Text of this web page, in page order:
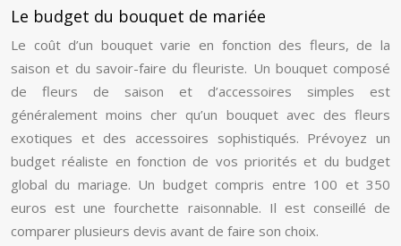
Le budget du bouquet de mariée
Le coût d’un bouquet varie en fonction des fleurs, de la
saison et du savoir-faire du fleuriste. Un bouquet composé
de fleurs de saison et d’accessoires simples est
généralement moins cher qu’un bouquet avec des fleurs
exotiques et des accessoires sophistiqués. Prévoyez un
budget réaliste en fonction de vos priorités et du budget
global du mariage. Un budget compris entre 100 et 350
euros est une fourchette raisonnable. Il est conseillé de
comparer plusieurs devis avant de faire son choix.